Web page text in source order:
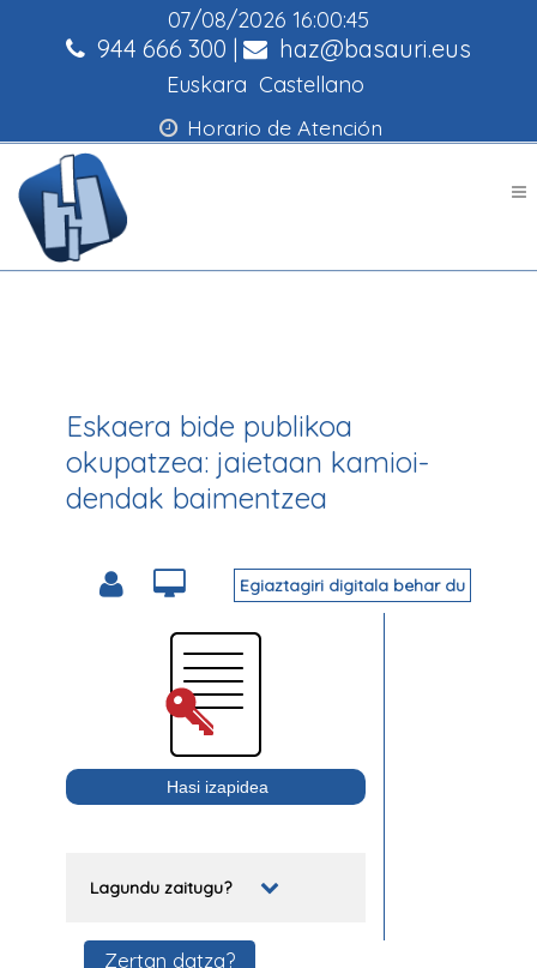
07/08/2026 16:00:45
944 666 300 | haz@basauri.eus
Euskara Castellano
Horario de Atención